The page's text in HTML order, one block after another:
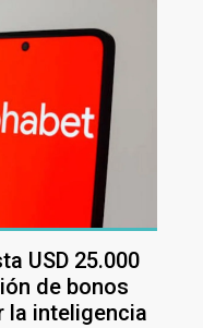
USD 25.000
de bonos
la inteligencia